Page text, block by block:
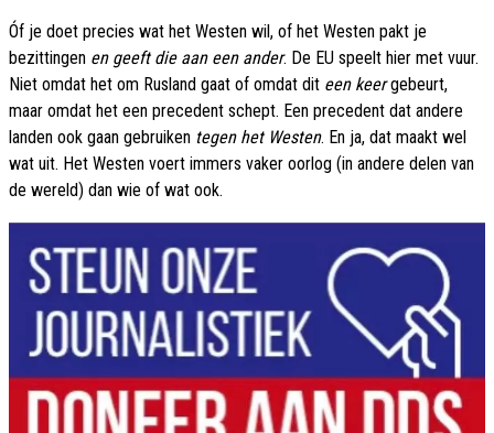
Óf je doet precies wat het Westen wil, of het Westen pakt je
bezittingen en geeft die aan een ander. De EU speelt hier met vuur.
Niet omdat het om Rusland gaat of omdat dit een keergebeurt,
maar omdat het een precedent schept. Een precedent dat andere
landen ook gaan gebruiken tegen het Westen. En ja, dat maakt wel
wat uit. Het Westen voert immers vaker oorlog (in andere delen van
de wereld) dan wie of wat ook.